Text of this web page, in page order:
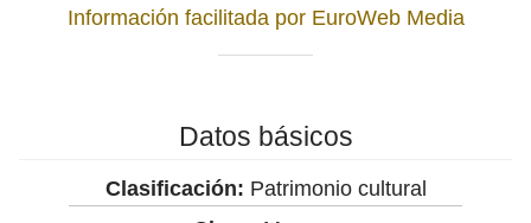
Información facilitada por EuroWeb Media
Datos básicos
Clasificación: Patrimonio cultural